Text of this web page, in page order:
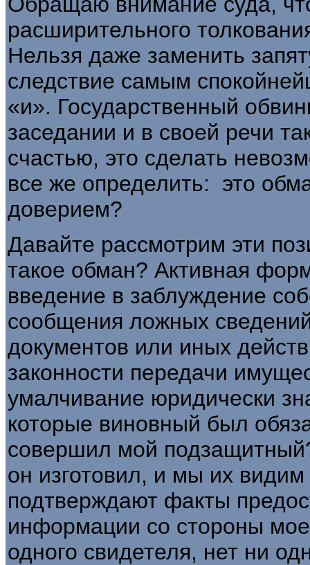
расширительного
Нельзя даже заменить
следствие самым
«и». Государственный
заседании и в своей речи
счастью, это сделать
все же определить: это
доверием?
Давайте рассмотрим эти
такое обман? Активная
введение в заблуждение
сообщения ложных
документов или иных
законности передачи
умалчивание юридически
которые виновный был
совершил мой
он изготовил, и мы их
подтверждают факты
информации со стороны
одного свидетеля, нет ни